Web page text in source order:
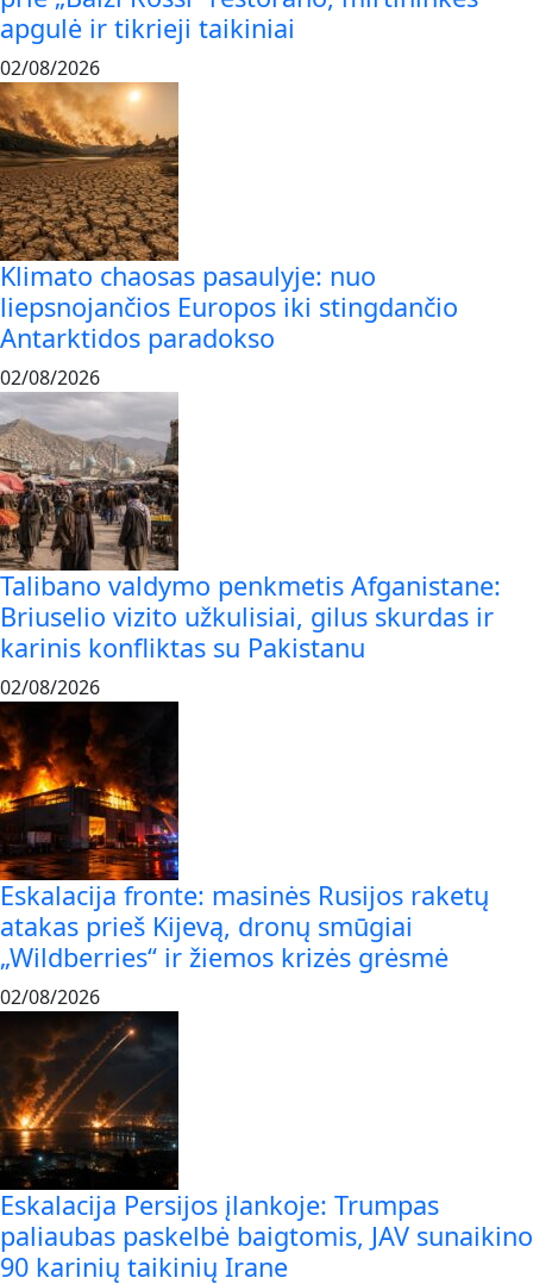
apgulė ir tikrieji taikiniai
02/08/2026
Klimato chaosas pasaulyje: nuo
liepsnojančios Europos iki stingdančio
Antarktidos paradokso
02/08/2026
Talibano valdymo penkmetis Afganistane:
Briuselio vizito užkulisiai, gilus skurdas ir
karinis konfliktas su Pakistanu
02/08/2026
Eskalacija fronte: masinės Rusijos raketų
atakas prieš Kijevą, dronų smūgiai
„Wildberries“ ir žiemos krizės grėsmė
02/08/2026
Eskalacija Persijos įlankoje: Trumpas
paliaubas paskelbė baigtomis, JAV sunaikino
90 karinių taikinių Irane